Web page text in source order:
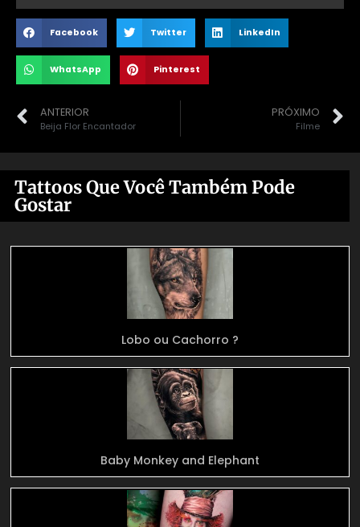
Facebook Twitter LinkedIn
WhatsApp Pinterest
ANTERIOR
Beija Flor Encantador
PRÓXIMO
Filme
Tattoos Que Você Também Pode
Gostar
Lobo ou Cachorro ?
Baby Monkey and Elephant